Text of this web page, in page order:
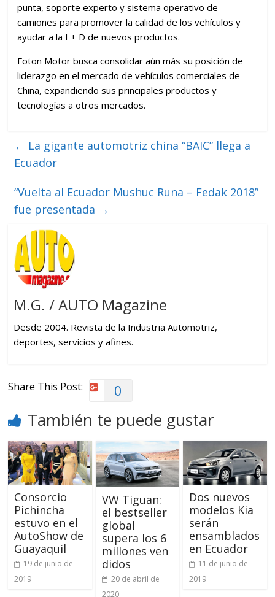
punta, soporte experto y sistema operativo de
camiones para promover la calidad de los vehículos y
ayudar a la I + D de nuevos productos.
Foton Motor busca consolidar aún más su posición de
liderazgo en el mercado de vehículos comerciales de
China, expandiendo sus principales productos y
tecnologías a otros mercados.
← La gigante automotriz china “BAIC” llega a
Ecuador
“Vuelta al Ecuador Mushuc Runa – Fedak 2018”
fue presentada →
M.G. / AUTO Magazine
Desde 2004. Revista de la Industria Automotriz,
deportes, servicios y afines.
Share This Post: 0
También te puede gustar
Consorcio
Pichincha
estuvo en el
AutoShow de
Guayaquil
19 de junio de
2019
VW Tiguan:
el bestseller
global
supera los 6
millones ven
didos
20 de abril de
2020
Dos nuevos
modelos Kia
serán
ensamblados
en Ecuador
11 de junio de
2019